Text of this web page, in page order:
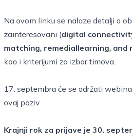
Na ovom linku se nalaze detalji o
zainteresovani (digital
matching, remediallearning,
kao i kriterijumi za izbor timova.
17. septembra će se održati
ovaj poziv
Krajnji rok za prijave je 30.